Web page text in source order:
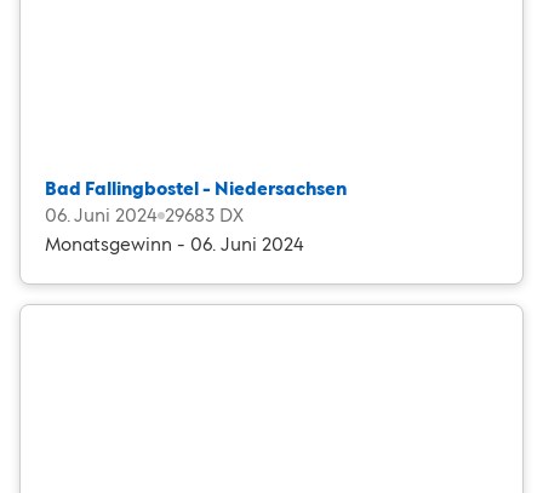
Bad Fallingbostel - Niedersachsen
06. Juni 2024 29683 DX
Monatsgewinn - 06. Juni 2024